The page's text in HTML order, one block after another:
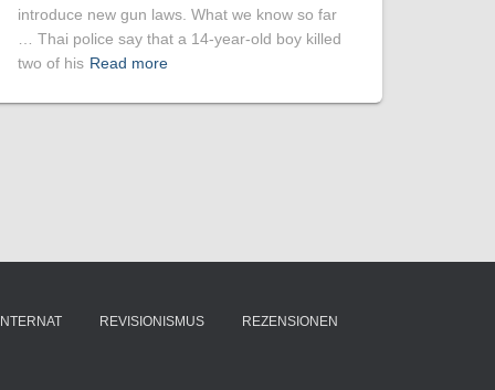
introduce new gun laws. What we know so far
… Thai police say that a 14-year-old boy killed
two of his Read more
REVISIONISMUS REZENSIONEN